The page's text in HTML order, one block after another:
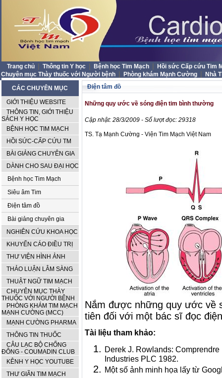
Trang chủ Thông tin Y học Bệnh học Tim Mạch
Hồi sức Cấp cứu Tim
Chuyên mục Thày thuốc với Người bệnh
Phòng khám Mạnh Cường
Nhà
CÁC CHUYÊN MỤC
GIỚI THIỆU WEBSITE
THÔNG TIN, GIỚI THIỆU
SÁCH Y HỌC
BỆNH HỌC TIM MẠCH
HỒI SỨC-CẤP CỨU TM
BÀI GIẢNG CHUYÊN GIA
DÀNH CHO SAU ĐẠI HỌC
Bệnh học Tim Mạch
Siêu âm Tim
Điện tâm đồ
Bài giảng chuyên gia
NGHIÊN CỨU KHOA HỌC
KHUYẾN CÁO ĐIỀU TRỊ
THƯ VIỆN HÌNH ẢNH
THẢO LUẬN LÂM SÀNG
THUẬT NGỮ TIM MẠCH
CHUYÊN MỤC THÀY
THUỐC VỚI NGƯỜI BỆNH
PHÒNG KHÁM TIM MẠCH
MẠNH CƯỜNG (MCC)
MẠNH CƯỜNG PHARMA
THÔNG TIN THUỐC
CÂU LẠC BỘ CHỐNG
ĐÔNG - COUMADIN CLUB
KÊNH Y HỌC YOUTUBE
THƯ GIÃN TIM MẠCH
Điện tâm đồ
Những quy ước về sóng điện tim bình thường
Cập nhật: 28/3/2009 - Số lượt đọc: 29318
TS. Tạ Mạnh Cường - Viện Tim Mạch Việt Nam
Nắm được những quy ước về
tiên đối với một bác sĩ đọc
Tài liệu tham khảo:
Derek J. Rowlands:
Industries PLC 1982.
Một số ảnh minh họa lấy từ